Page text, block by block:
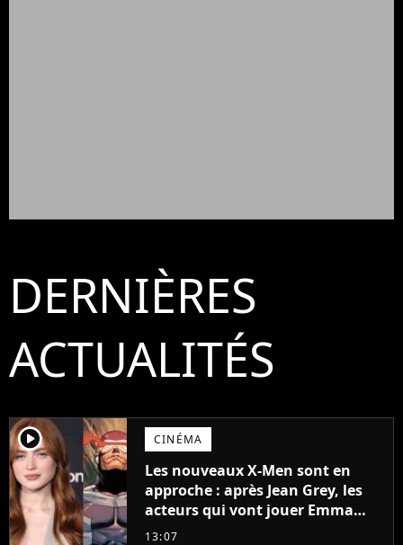
DERNIÈRES
ACTUALITÉS
player2 CINÉMA
Les nouveaux X-Men sont en
approche : après Jean Grey, les
acteurs qui vont jouer Emma
Frost et Cyclope trouvés !
13:07